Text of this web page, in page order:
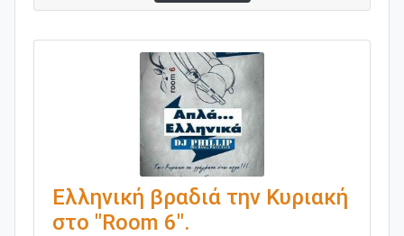
Ελληνική βραδιά την Κυριακή
στο "Room 6".